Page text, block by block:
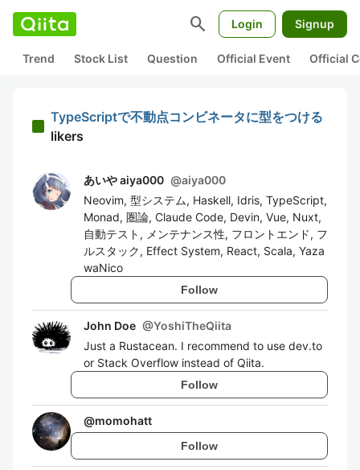
search Login Signup
Trend Stock List Question Official Event Official
TypeScriptで不動点コンビネータに型をつける
likers
あいや aiya000 @aiya000
Neovim, 型システム, Haskell, Idris, TypeScript,
Monad, 圏論, Claude Code, Devin, Vue, Nuxt,
自動テスト, メンテナンス性, フロントエンド, フ
ルスタック, Effect System, React, Scala, Yaza
waNico
Follow
John Doe @YoshiTheQiita
Just a Rustacean. I recommend to use dev.to
or Stack Overflow instead of Qiita.
Follow
@momohatt
Follow